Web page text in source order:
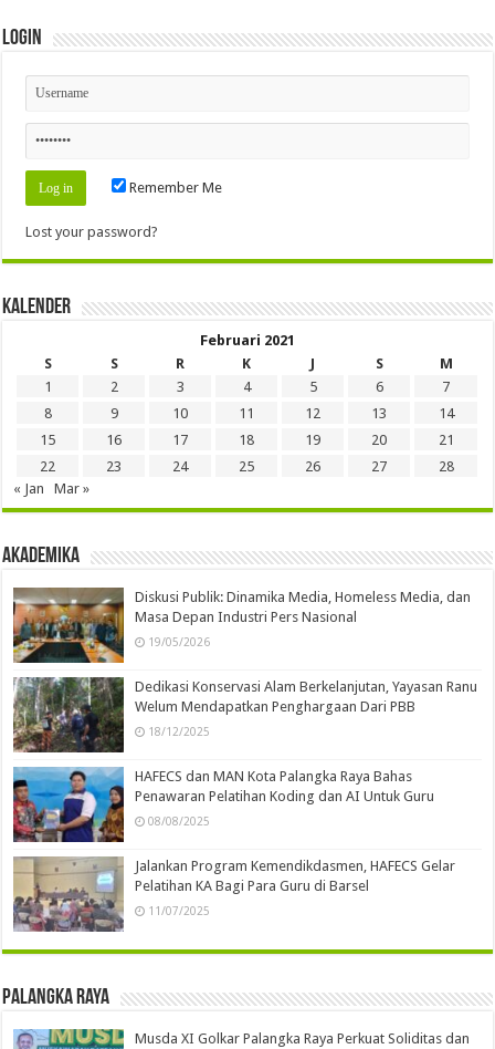
Login
Remember Me
Lost your password?
Kalender
Februari 2021
S
S R K J S
M
1
2 3 4 5 6
7
8
9 10 11 12 13
14
15
16 17 18 19 20
21
22
23 24 25 26 27
28
« Jan
Mar »
Akademika
Diskusi Publik: Dinamika Media, Homeless Media, dan
Masa Depan Industri Pers Nasional
19/05/2026
Dedikasi Konservasi Alam Berkelanjutan, Yayasan Ranu
Welum Mendapatkan Penghargaan Dari PBB
18/12/2025
HAFECS dan MAN Kota Palangka Raya Bahas
Penawaran Pelatihan Koding dan AI Untuk Guru
08/08/2025
Jalankan Program Kemendikdasmen, HAFECS Gelar
Pelatihan KA Bagi Para Guru di Barsel
11/07/2025
Palangka Raya
Musda XI Golkar Palangka Raya Perkuat Soliditas dan